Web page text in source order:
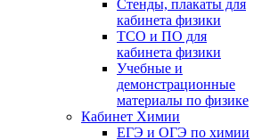
Стенды, плакаты для
кабинета физики
ТСО и ПО для
кабинета физики
Учебные и
демонстрационные
материалы по физике
Кабинет Химии
ЕГЭ и ОГЭ по химии